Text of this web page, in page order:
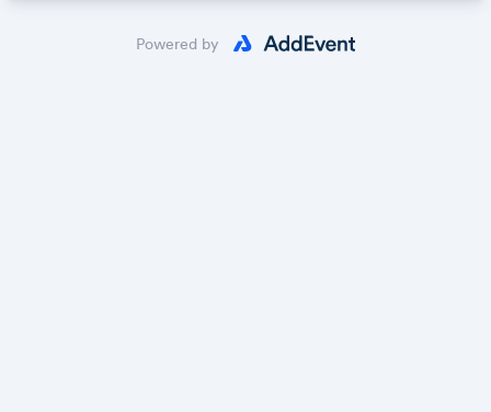
Powered by